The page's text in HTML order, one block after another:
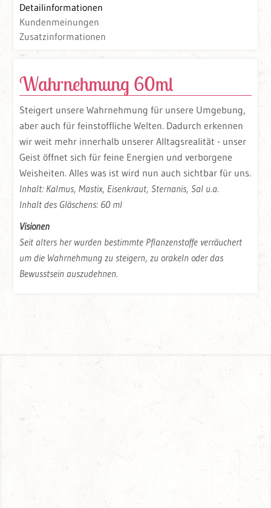
Detailinformationen
Kundenmeinungen
Zusatzinformationen
Wahrnehmung 60ml
Steigert unsere Wahrnehmung für unsere Umgebung,
aber auch für feinstoffliche Welten. Dadurch erkennen
wir weit mehr innerhalb unserer Alltagsrealität - unser
Geist öffnet sich für feine Energien und verborgene
Weisheiten. Alles was ist wird nun auch sichtbar für uns.
Inhalt: Kalmus, Mastix, Eisenkraut, Sternanis, Sal u.a.
Inhalt des Gläschens: 60 ml
Visionen
Seit alters her wurden bestimmte Pflanzenstoffe verräuchert
um die Wahrnehmung zu steigern, zu orakeln oder das
Bewusstsein auszudehnen.